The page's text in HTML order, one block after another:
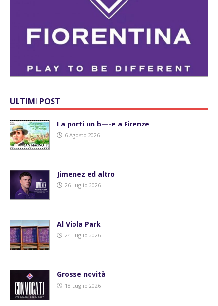
ULTIMI POST
La porti un b—-e a Firenze
6 Agosto 2026
Jimenez ed altro
26 Luglio 2026
Al Viola Park
24 Luglio 2026
Grosse novità
18 Luglio 2026